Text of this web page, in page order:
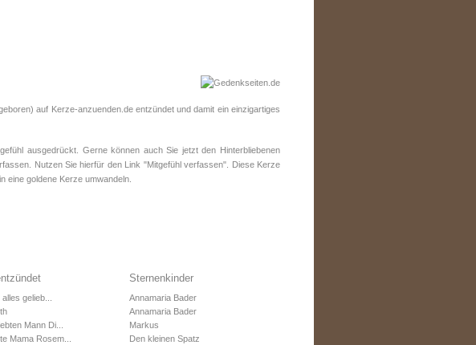
auf Kerze-anzuenden.de entzündet und damit ein einzigartiges
ausgedrückt. Gerne können auch Sie jetzt den Hinterbliebenen
Nutzen Sie hierfür den Link "Mitgefühl verfassen". Diese Kerze
eine goldene Kerze umwandeln.
gelieb...
Mann Di...
Mama Rosem...
Sternenkinder
Annamaria Bader
Annamaria Bader
Markus
Den kleinen Spatz